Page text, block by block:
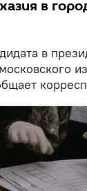
в
в